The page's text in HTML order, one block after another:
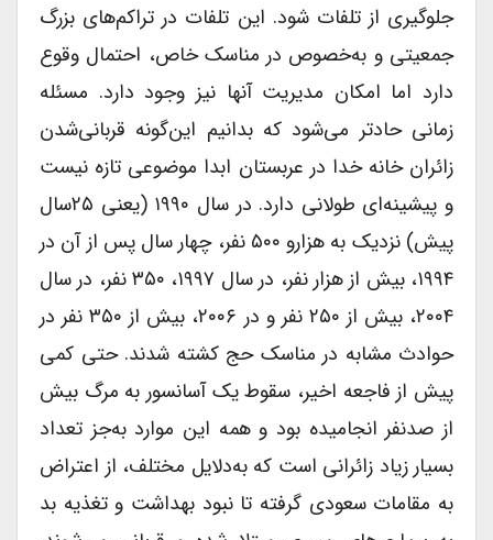
جلوگیری از تلفات شود. این تلفات در تراکم‌های بزرگ
جمعیتی و به‌خصوص در مناسک خاص، احتمال وقوع
دارد اما امکان مدیریت آنها نیز وجود دارد. مسئله
زمانی حادتر می‌شود که بدانیم این‌گونه قربانی‌شدن
زائران خانه خدا در عربستان ابدا موضوعی تازه نیست
و پیشینه‌ای طولانی دارد. در سال ۱۹۹۰ (یعنی ۲۵‌سال
پیش) نزدیک به هزارو ۵۰۰ نفر، چهار سال پس از آن در
۱۹۹۴، بیش از هزار نفر، در سال ۱۹۹۷، ۳۵۰ نفر، در سال
۲۰۰۴، بیش از ۲۵۰ نفر و در ۲۰۰۶، بیش از ۳۵۰ نفر در
حوادث مشابه در مناسک حج کشته شدند. حتی کمی
پیش از فاجعه اخیر، سقوط یک آسانسور به مرگ بیش
از صدنفر انجامیده بود و همه این موارد به‌جز تعداد
بسیار زیاد زائرانی است که به‌دلایل مختلف، از اعتراض
به مقامات سعودی گرفته تا نبود بهداشت و تغذیه بد